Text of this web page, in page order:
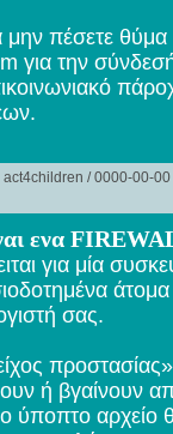
μην πέσετε
για την
act4children / 0000-00-
ενα
για μία
σας.
ή βγαίνουν
ύποπτο αρχείο